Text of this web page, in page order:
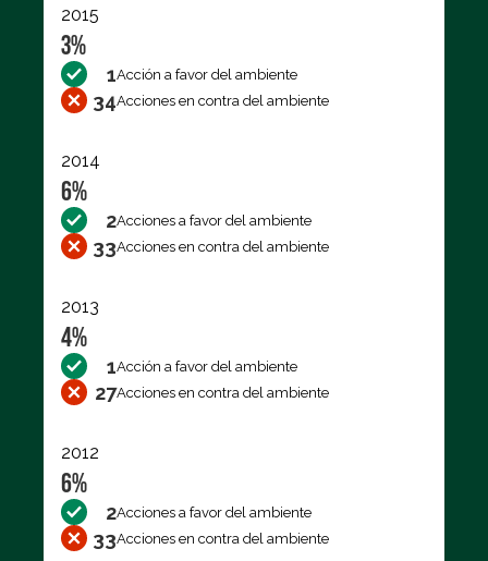
2015
3%
1Acción a favor del ambiente
34Acciones en contra del ambiente
2014
6%
2Acciones a favor del ambiente
33Acciones en contra del ambiente
2013
4%
1Acción a favor del ambiente
27Acciones en contra del ambiente
2012
6%
2Acciones a favor del ambiente
33Acciones en contra del ambiente